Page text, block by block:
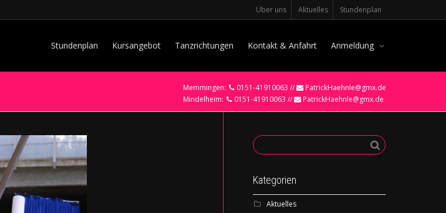
Über uns Aktuelles Stundenplan
Stundenplan Kursangebot Tanzrichtungen Kontakt & Anfahrt Anmeldung
Memmingen: 0151-41910063 //
PatrickHaehnle@gmx.de
Mindelheim:
0151-41910063 // PatrickHaehnle@gmx.de
Kategorien
Aktuelles